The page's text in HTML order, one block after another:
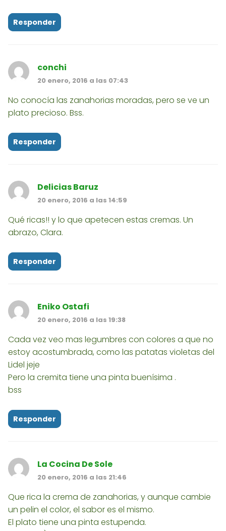
Responder
conchi
20 enero, 2016 a las 07:43
No conocía las zanahorias moradas, pero se ve un
plato precioso. Bss.
Responder
Delicias Baruz
20 enero, 2016 a las 14:59
Qué ricas!! y lo que apetecen estas cremas. Un
abrazo, Clara.
Responder
Eniko Ostafi
20 enero, 2016 a las 19:38
Cada vez veo mas legumbres con colores a que no
estoy acostumbrada, como las patatas violetas del
Lidel jeje
Pero la cremita tiene una pinta buenísima .
bss
Responder
La Cocina De Sole
20 enero, 2016 a las 21:46
Que rica la crema de zanahorias, y aunque cambie
un pelin el color, el sabor es el mismo.
El plato tiene una pinta estupenda.